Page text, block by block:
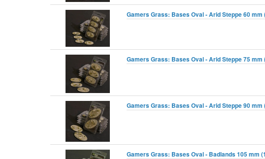
Gamers Grass: Bases Oval - Arid Steppe 60 mm
Gamers Grass: Bases Oval - Arid Steppe 75 mm
Gamers Grass: Bases Oval - Arid Steppe 90 mm
Gamers Grass: Bases Oval - Badlands 105 mm